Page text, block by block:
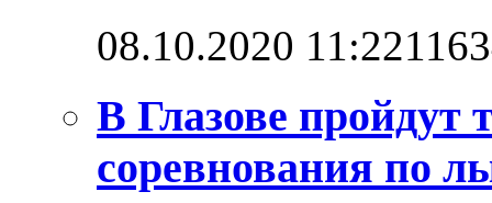
08.10.2020 11:22
В Глазове
соревнования по